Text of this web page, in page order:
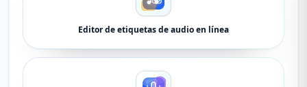
Editor de etiquetas de audio en línea